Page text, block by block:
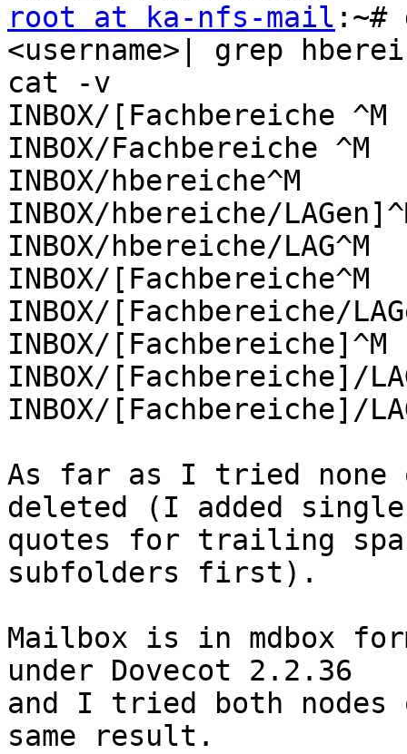
root at ka-nfs-mail :~#
<username>| grep
cat -v
INBOX/[Fachbereiche ^M
INBOX/Fachbereiche ^M
INBOX/hbereiche^M
INBOX/hbereiche/
INBOX/hbereiche/LAG^M
INBOX/[Fachbereiche^M
INBOX/[Fachbereiche/
INBOX/[Fachbereiche]^M
INBOX/[Fachbereiche]/
INBOX/[Fachbereiche]/
As far as I tried none
deleted (I added single
quotes for trailing
subfolders first).
Mailbox is in mdbox
under Dovecot 2.2.36
and I tried both
same result.